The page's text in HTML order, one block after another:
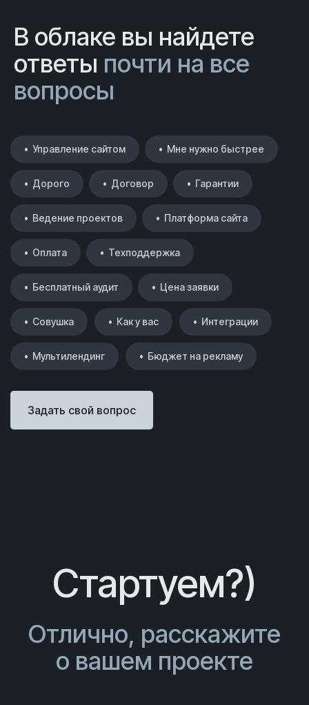
В облаке вы найдете
ответы почти на все
вопросы
• Управление сайтом • Мне нужно быстрее
• Дорого • Договор • Гарантии
• Ведение проектов • Платформа сайта
• Оплата • Техподдержка
• Бесплатный аудит • Цена заявки
• Совушка • Как у вас • Интеграции
• Мультилендинг • Бюджет на рекламу
Задать свой вопрос
Стартуем?)
Отлично, расскажите
о вашем проекте